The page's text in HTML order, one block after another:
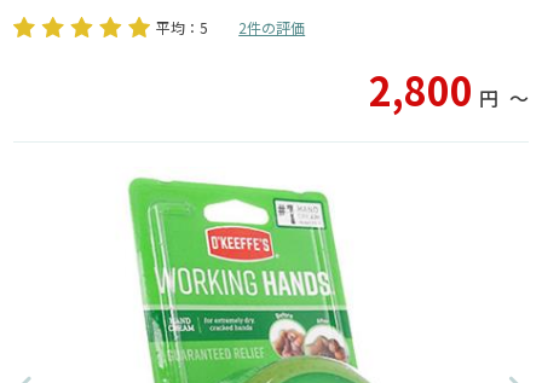
平均：5 2件の評価
2,800 円 〜